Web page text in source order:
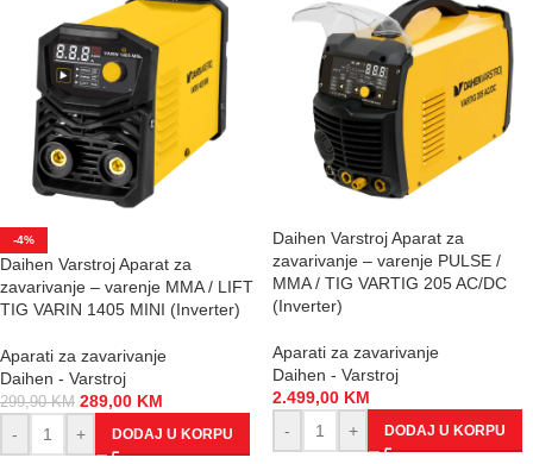
-4%
Daihen Varstroj Aparat za
zavarivanje – varenje MMA / LIFT
TIG VARIN 1405 MINI (Inverter)
Aparati za zavarivanje
Daihen - Varstroj
299,90KM 289,00 KM
-
+ DODAJ U KORPU
Daihen Varstroj Aparat za
zavarivanje – varenje PULSE /
MMA / TIG VARTIG 205 AC/DC
(Inverter)
Aparati za zavarivanje
Daihen - Varstroj
2.499,00 KM
-
+ DODAJ U KORPU